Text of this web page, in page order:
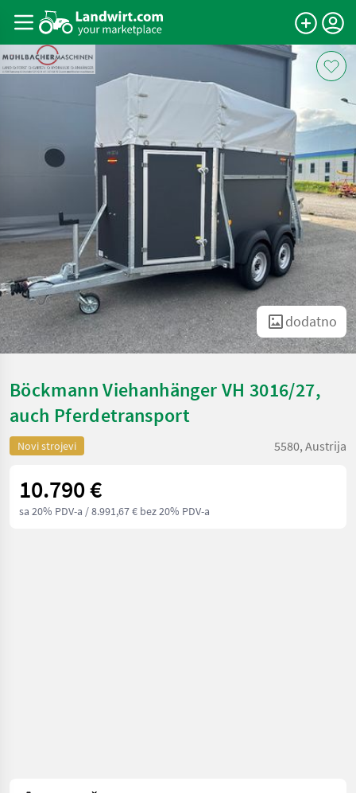
dodatno
Böckmann Viehanhänger VH 3016/27,
auch Pferdetransport
Novi strojevi 5580, Austrija
10.790 €
sa 20% PDV-a / 8.991,67 € bez 20% PDV-a